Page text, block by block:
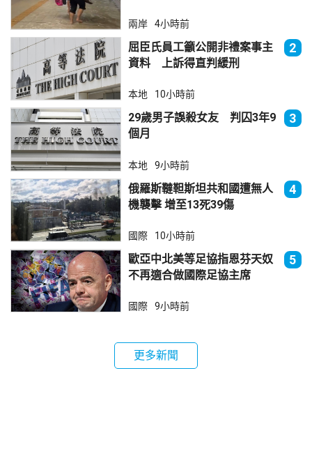
兩岸 4小時前
屈臣氏員工籲公開非禮案事主
資料 上訴得直判緩刑
2
本地 10小時前
29歲男子誤殺女友 判囚3年9
個月
3
本地 9小時前
俄羅斯韃靼斯坦共和國遭無人
機襲擊 增至13死39傷
4
國際 10小時前
歐亞中北美等足協指恩芬天奴
不再適合做國際足協主席
5
國際 9小時前
更多新聞